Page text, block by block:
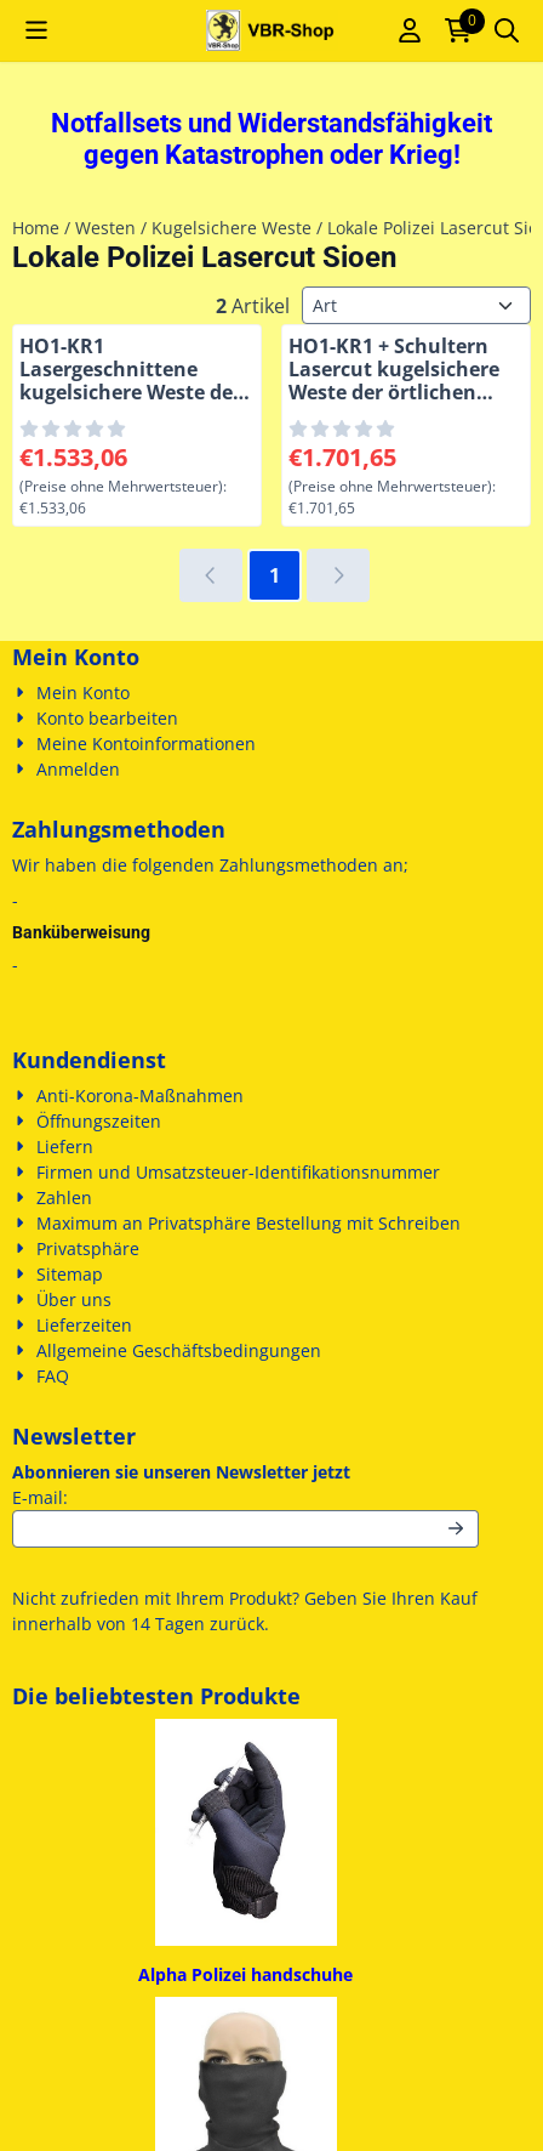
Cookie-Einstellungen sind derzeit geschlossen. 0
Notfallsets und Widerstandsfähigkeit
gegen Katastrophen oder Krieg!
Home / Westen / Kugelsichere Weste / Lokale Polizei Lasercut
Lokale Polizei Lasercut Sioen
2Artikel Sortiermethode
HO1-KR1
Lasergeschnittene
kugelsichere Weste der
örtlichen Polizei CAST
2017 Blau
Preis: 1 533,06, ohne MwSt.: 1 533,06
€1.533,06
(Preise ohne Mehrwertsteuer):
€1.533,06
HO1-KR1 + Schultern
Lasercut kugelsichere
Weste der örtlichen
Polizei, blau
Preis: 1 701,65, ohne
€1.701,65
(Preise ohne Mehrwertsteuer):
€1.701,65
1
Mein Konto
Mein Konto
Konto bearbeiten
Meine Kontoinformationen
Anmelden
Zahlungsmethoden
Wir haben die folgenden Zahlungsmethoden an;
-
Banküberweisung
-
Kundendienst
Anti-Korona-Maßnahmen
Öffnungszeiten
Liefern
Firmen und Umsatzsteuer-Identifikationsnummer
Zahlen
Maximum an Privatsphäre Bestellung mit Schreiben
Privatsphäre
Sitemap
Über uns
Lieferzeiten
Allgemeine Geschäftsbedingungen
FAQ
Newsletter
Abonnieren sie unseren Newsletter jetzt
E-mail:
Nicht zufrieden mit Ihrem Produkt? Geben Sie Ihren Kauf
innerhalb von 14 Tagen zurück.
Die beliebtesten Produkte
Alpha Polizei handschuhe